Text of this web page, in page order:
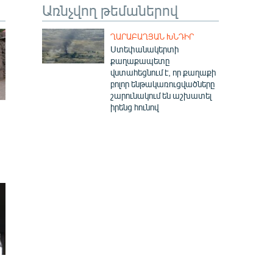
Առնչվող թեմաներով
ՂԱՐԱԲԱՂՅԱՆ ԽՆԴԻՐ
Ստեփանակերտի
քաղաքապետը
վստահեցնում է, որ քաղաքի
բոլոր ենթակառուցվածները
շարունակում են աշխատել
իրենց հունով